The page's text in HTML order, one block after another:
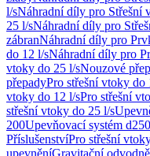
l/sNáhradní díly pro Střešní
25 l/sNáhradní díly pro
zábranNáhradní díly pro
do 12 l/sNáhradní díly pro
vtoky do 25 l/sNouzové
přepadyPro střešní vtoky do
vtoky do 12 l/sPro střešní
střešní vtoky do 25 l/s
200Upevňovací systém
PříslušenstvíPro střešní
upevněníGravitační